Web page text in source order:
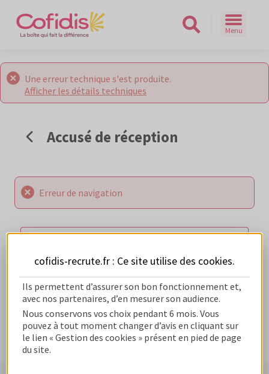
Menu
Une erreur technique s'est produite.
Afficher les détails techniques
Accusé de réception
Erreur de navigation
cofidis-recrute.fr : Ce site utilise des cookies.
Ils permettent d’assurer son bon fonctionnement et,
avec nos partenaires, d’en mesurer son audience.
Nous conservons vos choix pendant 6 mois. Vous
pouvez à tout moment changer d’avis en cliquant sur
le lien « Gestion des cookies » présent en pied de page
du site.